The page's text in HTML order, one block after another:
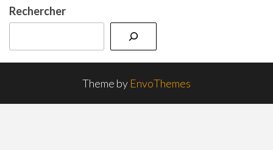
Rechercher
Theme by EnvoThemes